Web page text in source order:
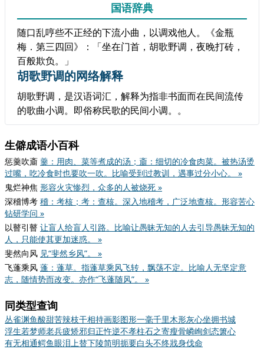
国语辞典
随口乱哼些不正经的下流小曲，以调戏他人。《金瓶
梅．第三四回》：「坐在门首，胡歌野调，夜晚打砖，
百般欺负。」
胡歌野调的网络解释
胡歌野调，是汉语词汇，解释为指非书面而在民间流传
的歌曲小调。即俗称民歌的民间小调。。
生僻成语小百科
惩羹吹齑 羹：用肉、菜等煮成的汤；齑：细切的冷食肉菜。被热汤烫
过嘴，吃冷食时也要吹一吹。比喻受到过教训，遇事过分小心。 »
鬼烂神焦 形容火灾惨烈，众多的人被烧死 »
深稽博考 稽：考核；考：查核。深入地稽考，广泛地查核。形容苦心
钻研学问 »
以瞽引瞽 让盲人给盲人引路。比喻让愚昧无知的人去引导愚昧无知的
人，只能使其更加迷惑。 »
斐然向风 见“斐然乡风”。 »
飞蓬乘风 蓬：蓬草。指蓬草乘风飞转，飘荡不定。比喻人无坚定意
志，随情势而改变。亦作“飞蓬随风”。 »
同类型查询
丛雀渊鱼酸甜苦辣枝干相持画影图形一毫千里木形灰心坐拥书城
浮生若梦师老兵疲矫邪归正忤逆不孝柱石之寄瘦骨嶙峋剑态箫心
有无相通鳄鱼眼泪上替下陵简明扼要白头不终戕身伐命